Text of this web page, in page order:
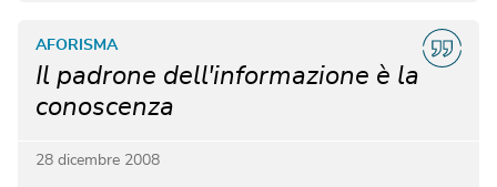
Il padrone dell'informazione è la
conoscenza
AFORISMA
28 dicembre 2008